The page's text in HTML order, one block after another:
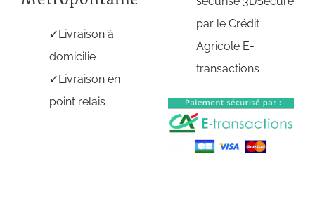
Livraison à
domicilie
Livraison en
point relais
par le Crédit
Agricole E-
transactions